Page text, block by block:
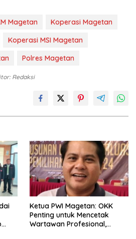
Magetan
Koperasi Magetan
Koperasi MSI Magetan
Polres Magetan
Redaksi
Ketua PWI Magetan: OKK
Penting untuk Mencetak
Wartawan Profesional,